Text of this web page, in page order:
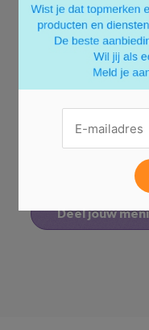
Er
Deel jouw